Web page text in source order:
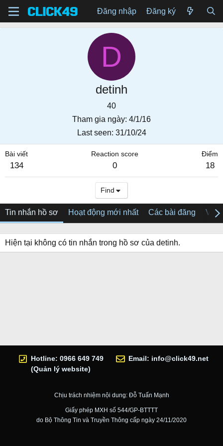
Đăng nhập Đăng ký
D
detinh
40
Tham gia ngày 4/1/16
Last seen 31/10/24
Bài viết
134
Reaction score
0
Điểm
18
Find
Tin nhắn hồ sơ Hoạt động mới nhất Các bài đăng Về
Hiện tại không có tin nhắn trong hồ sơ của detinh.
Hotline: 0966 649 749
(Quản lý website)
Email: info@click49.net
Chịu trách nhiệm nội dung: Đỗ Tuấn Mạnh
Giấy phép MXH số 544/GP-BTTTT
do Bộ Thông Tin và Truyền Thông cấp ngày 24/11/2020